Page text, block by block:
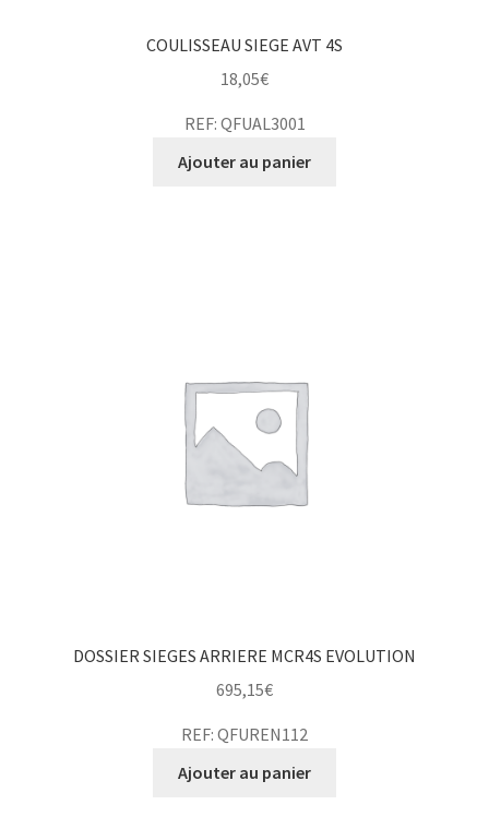
COULISSEAU SIEGE AVT 4S
18,05€
REF: QFUAL3001
Ajouter au panier
DOSSIER SIEGES ARRIERE MCR4S EVOLUTION
695,15€
REF: QFUREN112
Ajouter au panier